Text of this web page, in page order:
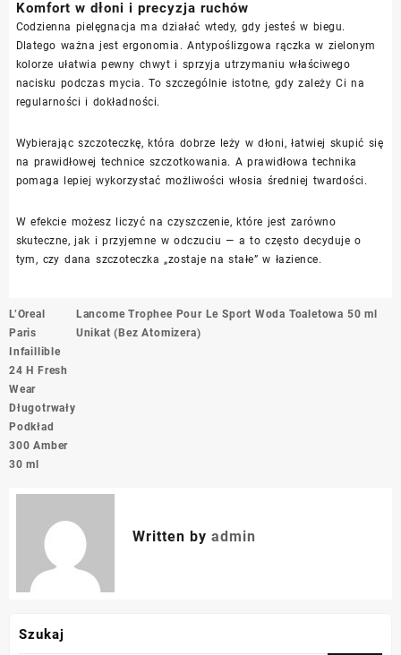
Komfort w dłoni i precyzja ruchów
Codzienna pielęgnacja ma działać wtedy, gdy jesteś w biegu.
Dlatego ważna jest ergonomia. Antypoślizgowa rączka w zielonym
kolorze ułatwia pewny chwyt i sprzyja utrzymaniu właściwego
nacisku podczas mycia. To szczególnie istotne, gdy zależy Ci na
regularności i dokładności.
Wybierając szczoteczkę, która dobrze leży w dłoni, łatwiej skupić się
na prawidłowej technice szczotkowania. A prawidłowa technika
pomaga lepiej wykorzystać możliwości włosia średniej twardości.
W efekcie możesz liczyć na czyszczenie, które jest zarówno
skuteczne, jak i przyjemne w odczuciu — a to często decyduje o
tym, czy dana szczoteczka „zostaje na stałe” w łazience.
Nawigacja
wpisu
L’Oreal
Paris
Infaillible
24 H Fresh
Wear
Długotrwały
Podkład
300 Amber
30 ml
Lancome Trophee Pour Le Sport Woda Toaletowa 50 ml
Unikat (Bez Atomizera)
Written by admin
Szukaj